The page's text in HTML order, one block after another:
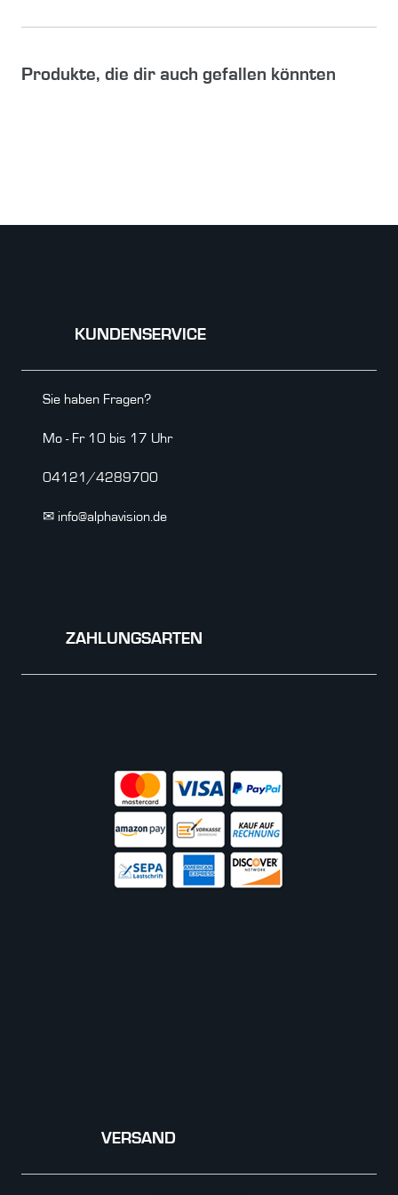
Produkte, die dir auch gefallen könnten
KUNDENSERVICE
Sie haben Fragen?
Mo - Fr 10 bis 17 Uhr
04121/4289700
✉ info@alphavision.de
ZAHLUNGSARTEN
VERSAND